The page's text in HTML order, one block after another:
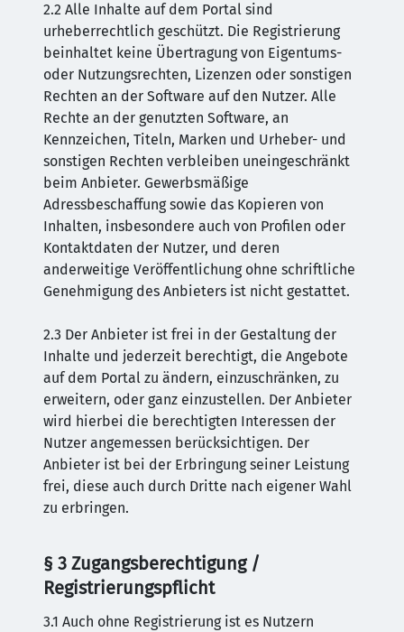
2.2 Alle Inhalte auf dem Portal sind
urheberrechtlich geschützt. Die Registrierung
beinhaltet keine Übertragung von Eigentums-
oder Nutzungsrechten, Lizenzen oder sonstigen
Rechten an der Software auf den Nutzer. Alle
Rechte an der genutzten Software, an
Kennzeichen, Titeln, Marken und Urheber- und
sonstigen Rechten verbleiben uneingeschränkt
beim Anbieter. Gewerbsmäßige
Adressbeschaffung sowie das Kopieren von
Inhalten, insbesondere auch von Profilen oder
Kontaktdaten der Nutzer, und deren
anderweitige Veröffentlichung ohne schriftliche
Genehmigung des Anbieters ist nicht gestattet.
2.3 Der Anbieter ist frei in der Gestaltung der
Inhalte und jederzeit berechtigt, die Angebote
auf dem Portal zu ändern, einzuschränken, zu
erweitern, oder ganz einzustellen. Der Anbieter
wird hierbei die berechtigten Interessen der
Nutzer angemessen berücksichtigen. Der
Anbieter ist bei der Erbringung seiner Leistung
frei, diese auch durch Dritte nach eigener Wahl
zu erbringen.
§ 3 Zugangsberechtigung /
Registrierungspflicht
3.1 Auch ohne Registrierung ist es Nutzern